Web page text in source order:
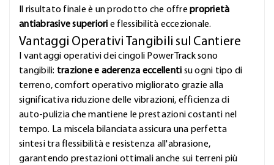
Il risultato finale è un prodotto che offreproprietà
antiabrasive superiori e flessibilità eccezionale.
Vantaggi Operativi Tangibili sul Cantiere
I vantaggi operativi dei cingoli PowerTrack sono
tangibili: trazione e aderenza eccellenti su ogni tipo di
terreno, comfort operativo migliorato grazie alla
significativa riduzione delle vibrazioni, efficienza di
auto-pulizia che mantiene le prestazioni costanti nel
tempo. La miscela bilanciata assicura una perfetta
sintesi tra flessibilità e resistenza all'abrasione,
garantendo prestazioni ottimali anche sui terreni più